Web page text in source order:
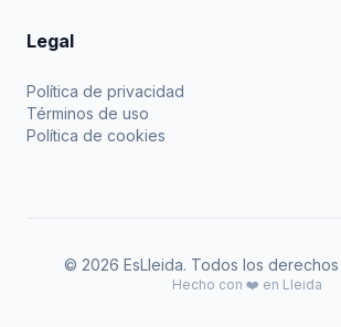
Legal
Política de privacidad
Términos de uso
Política de cookies
© 2026 EsLleida. Todos los
Hecho con ❤️ en Lleida